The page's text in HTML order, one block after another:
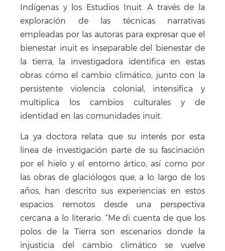
Indígenas y los Estudios Inuit. A través de la
exploración de las técnicas narrativas
empleadas por las autoras para expresar que el
bienestar inuit es inseparable del bienestar de
la tierra, la investigadora identifica en estas
obras cómo el cambio climático, junto con la
persistente violencia colonial, intensifica y
multiplica los cambios culturales y de
identidad en las comunidades inuit.
La ya doctora relata que su interés por esta
línea de investigación parte de su fascinación
por el hielo y el entorno ártico, así como por
las obras de glaciólogos que, a lo largo de los
años, han descrito sus experiencias en estos
espacios remotos desde una perspectiva
cercana a lo literario. “Me di cuenta de que los
polos de la Tierra son escenarios donde la
injusticia del cambio climático se vuelve